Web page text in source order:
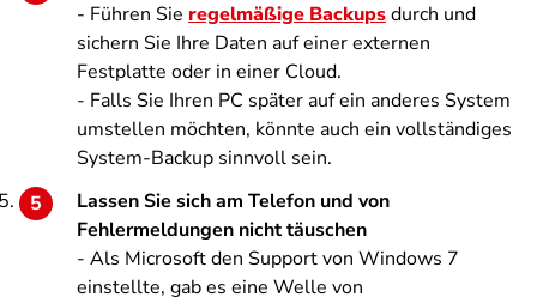
- Führen Sie regelmäßige Backupsdurch und
sichern Sie Ihre Daten auf einer externen
Festplatte oder in einer Cloud.
- Falls Sie Ihren PC später auf ein anderes System
umstellen möchten, könnte auch ein vollständiges
System-Backup sinnvoll sein.
Lassen Sie sich am Telefon und von
Fehlermeldungen nicht täuschen
- Als Microsoft den Support von Windows 7
einstellte, gab es eine Welle von